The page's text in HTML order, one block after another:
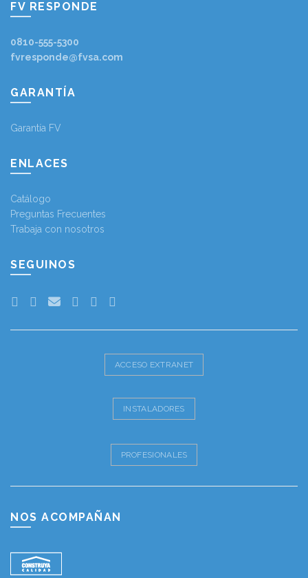
FV RESPONDE
0810-555-5300
fvresponde@fvsa.com
GARANTÍA
Garantía FV
ENLACES
Catálogo
Preguntas Frecuentes
Trabaja con nosotros
SEGUINOS
ACCESO EXTRANET
INSTALADORES
PROFESIONALES
NOS ACOMPAÑAN